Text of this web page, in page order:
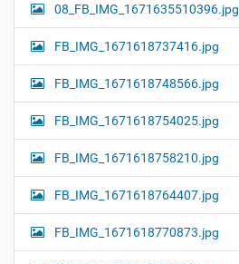
08_FB_IMG_1671635510396.jpg
FB_IMG_1671618737416.jpg
FB_IMG_1671618748566.jpg
FB_IMG_1671618754025.jpg
FB_IMG_1671618758210.jpg
FB_IMG_1671618764407.jpg
FB_IMG_1671618770873.jpg